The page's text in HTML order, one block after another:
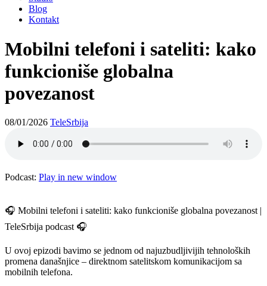
Blog
Kontakt
Mobilni telefoni i sateliti: kako
funkcioniše globalna
povezanost
08/01/2026 TeleSrbija
Podcast: Play in new window
🎧 Mobilni telefoni i sateliti: kako funkcioniše globalna povezanost |
TeleSrbija podcast 🎧
U ovoj epizodi bavimo se jednom od najuzbudljivijih tehnoloških
promena današnjice – direktnom satelitskom komunikacijom sa
mobilnih telefona.